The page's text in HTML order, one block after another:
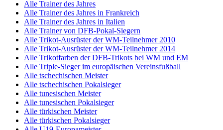
Alle Trainer des Jahres
Alle Trainer des Jahres in Frankreich
Alle Trainer des Jahres in Italien
Alle Trainer von DFB-Pokal-Siegern
Alle Trikot-Ausrüster der WM-Teilnehmer 2010
Alle Trikot-Ausrüster der WM-Teilnehmer 2014
Alle Trikotfarben der DFB-Trikots bei WM und EM
Alle Triple-Sieger im europäischen Vereinsfußball
Alle tschechischen Meister
Alle tschechischen Pokalsieger
Alle tunesischen Meister
Alle tunesischen Pokalsieger
Alle türkischen Meister
Alle türkischen Pokalsieger